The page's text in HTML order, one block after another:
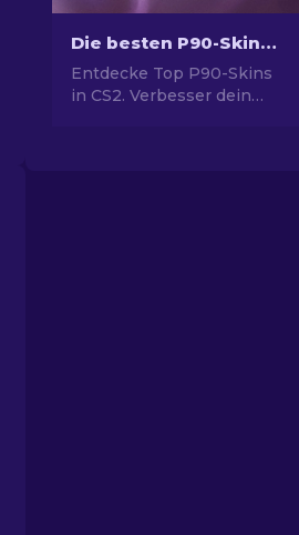
Die besten P90-Skins in CS2: Rangliste [2026]
Entdecke Top P90-Skins
in CS2. Verbesser dein